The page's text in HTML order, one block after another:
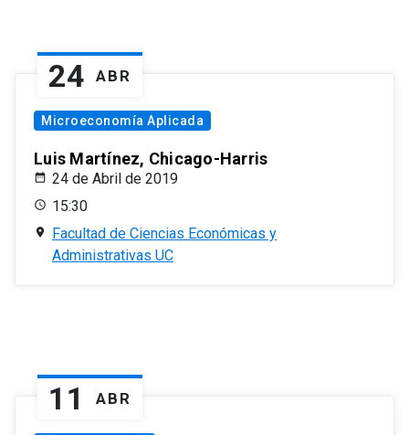
24 ABR
Microeconomía Aplicada
Luis Martínez, Chicago-Harris
24 de Abril de 2019
15:30
Facultad de Ciencias Económicas y
Administrativas UC
11 ABR